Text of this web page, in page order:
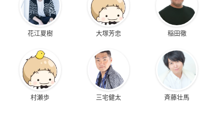
花江夏樹 大塚芳忠 稲田徹
村瀬歩 三宅健太 斉藤壮馬